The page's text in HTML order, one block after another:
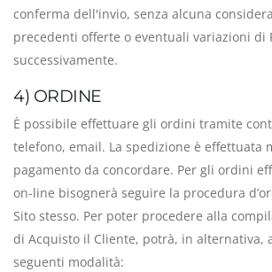
conferma dell'invio, senza alcuna
precedenti offerte o eventuali variazioni di
successivamente.
4) ORDINE
È possibile effettuare gli ordini tramite
telefono, email. La spedizione è effettuata
pagamento da concordare. Per gli ordini
on-line bisognerà seguire la procedura
Sito stesso. Per poter procedere alla
di Acquisto il Cliente, potrà, in alternativa,
seguenti modalità: